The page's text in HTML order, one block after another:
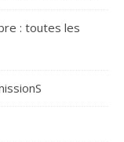
: toutes les